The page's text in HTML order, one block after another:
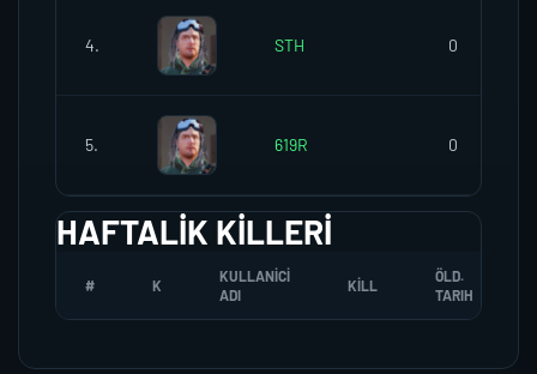
4. STH 0
5. 619R 0
HAFTALIK KILLERI
# K
KULLANICI
ADI
KILL
ÖLD.
TARIH